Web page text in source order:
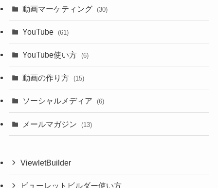
動画マーケティング (30)
YouTube (61)
YouTube使い方 (6)
動画の作り方 (15)
ソーシャルメディア (6)
メールマガジン (13)
ViewletBuilder
ビューレットビルダー使い方